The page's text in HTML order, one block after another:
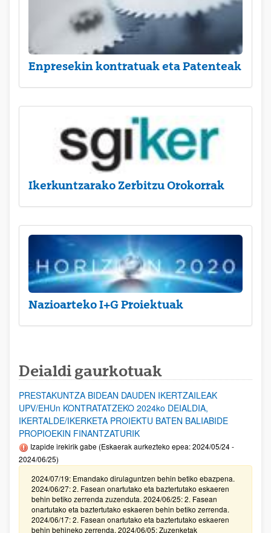
Enpresekin kontratuak eta Patenteak
Ikerkuntzarako Zerbitzu Orokorrak
Nazioarteko I+G Proiektuak
Deialdi gaurkotuak
PRESTAKUNTZA BIDEAN DAUDEN IKERTZAILEAK
UPV/EHUn KONTRATATZEKO 2024ko DEIALDIA,
IKERTALDE/IKERKETA PROIEKTU BATEN BALIABIDE
PROPIOEKIN FINANTZATURIK
Izapide irekirik gabe (Eskaerak aurkezteko epea: 2024/05/24 -
2024/06/25)
2024/07/19: Emandako dirulaguntzen behin betiko ebazpena.
2024/06/27: 2. Fasean onartutako eta baztertutako eskaeren
behin betiko zerrenda zuzenduta. 2024/06/25: 2. Fasean
onartutako eta baztertutako eskaeren behin betiko zerrenda.
2024/06/17: 2. Fasean onartutako eta baztertutako eskaeren
behin behineko zerrenda. 2024/06/05: Zuzenketak